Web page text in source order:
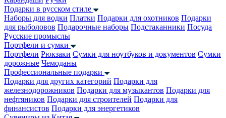
Подарки в русском стиле
Наборы для водки Платки Подарки для охотников Подарки
для рыболовов Подарочные наборы Подстаканники Посуда
Русские промыслы
Портфели и сумки
Портфели Рюкзаки Сумки для ноутбуков и документов Сумки
дорожные Чемоданы
Профессиональные подарки
Подарки для других категорий Подарки для
железнодорожников Подарки для музыкантов Подарки для
нефтяников Подарки для строителей Подарки для
финансистов Подарки для энергетиков